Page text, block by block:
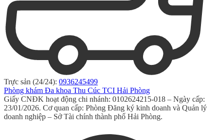
Trực sản (24/24): 0936245499
Phòng khám Đa khoa Thu Cúc TCI Hải Phòng
Giấy CNĐK hoạt động chi nhánh: 0102624215-018 – Ngày cấp:
23/01/2026. Cơ quan cấp: Phòng Đăng ký kinh doanh và Quản lý
doanh nghiệp – Sở Tài chính thành phố Hải Phòng.